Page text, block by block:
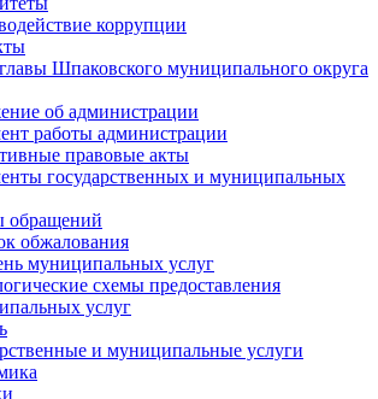
коррупции
Шпаковского муниципального округа
об администрации
работы администрации
правовые акты
государственных и муниципальных
обжалования
муниципальных услуг
схемы предоставления
услуг
и муниципальные услуги